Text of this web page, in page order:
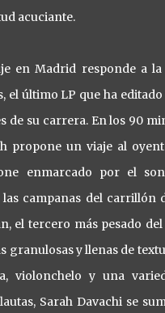
acuciante.
en Madrid responde a
el último LP que ha
de su carrera. En los 90
propone un viaje al
enmarcado por el
campanas del carrillón
el tercero más pesado
granulosas y llenas de
violonchelo y una
Sarah Davachi se